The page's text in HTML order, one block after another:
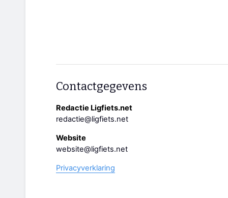
Contactgegevens
Redactie Ligfiets.net
redactie@ligfiets.net
Website
website@ligfiets.net
Privacyverklaring